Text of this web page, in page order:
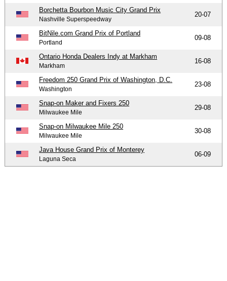
Borchetta Bourbon Music City Grand Prix
Nashville Superspeedway
20-07
BitNile.com Grand Prix of Portland
Portland
09-08
Ontario Honda Dealers Indy at Markham
Markham
16-08
Freedom 250 Grand Prix of Washington, D.C.
Washington
23-08
Snap-on Maker and Fixers 250
Milwaukee Mile
29-08
Snap-on Milwaukee Mile 250
Milwaukee Mile
30-08
Java House Grand Prix of Monterey
Laguna Seca
06-09